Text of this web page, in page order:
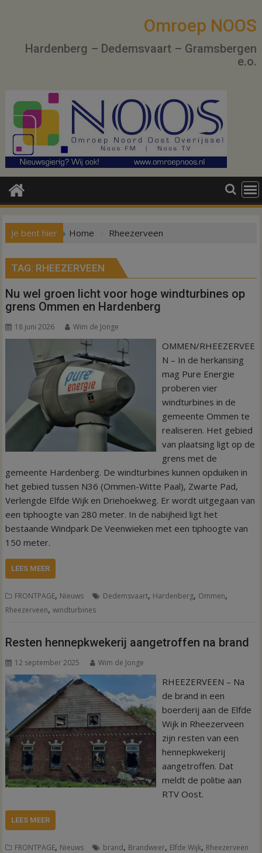
Omroep NOOS
Hardenberg – Dedemsvaart – Gramsbergen
e.o.
Je bent hier Home Rheezerveen
TAG: RHEEZERVEEN
Nu wel groen licht voor hoge windturbines op
grens Ommen en Hardenberg
18 juni 2026 Wim de Jonge
OMMEN/RHEEZERVEE
N – In de herkansing
mag Pure Energie
proberen vier
windturbines in de
gemeente Ommen te
realiseren. Het gebied
van plaatsing ligt op de
grens met de
gemeente Hardenberg. De windturbines kunnen opduiken in
het gebied tussen N36 (Ommen-Witte Paal), Zwarte Pad,
Verlengde Elfde Wijk en Driehoekweg. Er wordt uitgegaan van
een tiphoogte van 280 meter. In de nabijheid ligt het
bestaande Windpark De Veenwieken met een tiphoogte van
150 meter.
LEES MEER
FRONTPAGE, Nieuws Dedemsvaart, Hardenberg, Ommen,
Rheezerveen,windturbines
Resten hennepkwekerij aangetroffen na brand
12 september 2025 Wim de Jonge
RHEEZERVEEN – Na
de brand in een
boerderij aan de Elfde
Wijk in Rheezerveen
zijn resten van een
hennepkwekerij
aangetroffen. Dat
meldt de politie aan
RTV Oost.
LEES MEER
FRONTPAGE, Nieuws brand, Brandweer, Elfde Wijk, Rheezerveen